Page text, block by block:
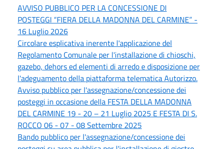
AVVISO PUBBLICO PER LA CONCESSIONE DI
POSTEGGI “FIERA DELLA MADONNA DEL CARMINE” -
16 Luglio 2026
Circolare esplicativa inerente l'applicazione del
Regolamento Comunale per l'installazione di chioschi,
gazebo, dehors ed elementi di arredo e disposizione per
l'adeguamento della piattaforma telematica Autorizzo.
Avviso pubblico per l'assegnazione/concessione dei
posteggi in occasione deIla FESTA DELLA MADONNA
DEL CARMINE 19 - 20 – 21 Luglio 2025 E FESTA DI S.
ROCCO 06 - 07 - 08 Settembre 2025
Bando pubblico per l'assegnazione/concessione dei